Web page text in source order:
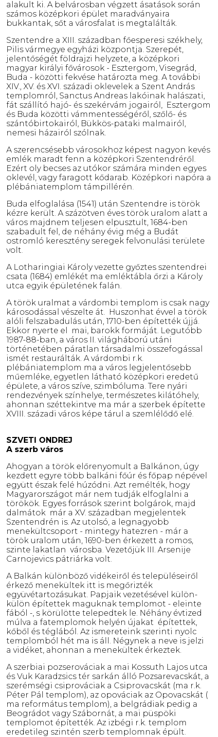
alakult ki. A belvárosban végzett ásatások során
számos középkori épület maradványaira
bukkantak, sőt a városfalat is megtalálták.
A Lotharingiai Károly vezette győztes szentendrei
csata (1684) emlékét ma emléktábla őrzi a Károly
utca egyik épületének falán.
A török uralmat a várdombi templom is csak nagy
károsodással vészelte át. Huszonhat évvel a török
alóli felszabadulás után, 1710-ben építették újjá.
Ekkor nyerte el mai, barokk formáját. Legutóbb
1987-88-ban, a város II. világháború utáni
történetében páratlan társadalmi összefogással
ismét restaurálták. A várdombi r.k.
plébániatemplom ma a város legjelentősebb
műemléke, egyetlen látható középkori eredetű
épülete, a város szíve, szimbóluma. Tere nyári
rendezvények színhelye, természetes kilátóhely,
ahonnan széttekintve ma már a szerbek építette
XVIII. századi város képe tárul a szemlélődő elé.
A szerencsésebb városokhoz képest nagyon kevés
emlék maradt fenn a középkori Szentendréről.
Ezért oly becses az utókor számára minden egyes
oklevél, vagy faragott kődarab. Középkori napóra a
plébániatemplom támpillérén.
SZVETI ONDREJ
A szerb város
Szentendre a XIII. században főesperesi székhely,
Pilis vármegye egyházi központja. Szerepét,
jelentőségét földrajzi helyzete, a középkori
magyar királyi fővárosok - Esztergom, Visegrád,
Buda - közötti fekvése határozta meg. A további
XIV., XV. és XVI. századi oklevelek a Szent András
templomról, Sanctus Andreas lakóinak halászati,
fát szállító hajó- és szekérvám jogairól, Esztergom
és Buda közötti vámmentességéről, szőlő- és
szántóbirtokairól, Bükkös-pataki malmairól,
nemesi házairól szólnak.
Buda elfoglalása (1541) után Szentendre is török
kézre került. A százötven éves török uralom alatt a
város majdnem teljesen elpusztult, 1684-ben
szabadult fel, de néhány évig még a Budát
ostromló keresztény seregek felvonulási területe
volt.
A Balkán különböző vidékeiről és településeiről
érkező menekültek itt is megőrizték
együvétartozásukat. Papjaik vezetésével külön-
külön építettek maguknak templomot - eleinte
fából -, s körülötte telepedtek le. Néhány évtized
múlva a fatemplomok helyén újakat építettek,
kőből és téglából. Az ismereteink szerinti nyolc
templomból hét ma is áll. Négynek a neve is jelzi
a vidéket, ahonnan a menekültek érkeztek.
Ahogyan a török előrenyomult a Balkánon, úgy
kezdett egyre több balkáni főúr és főpap népével
együtt észak felé húzódni. Azt remélték, hogy
Magyarországot már nem tudják elfoglalni a
törökök. Egyes források szerint bolgárok, majd
dalmátok már a XV. században megjelentek
Szentendrén is. Az utolsó, a legnagyobb
menekültcsoport - mintegy hatezren - már a
török uralom után, 1690-ben érkezett a romos,
szinte lakatlan városba. Vezetőjük III. Arsenije
Carnojevics pátriárka volt.
A szerbiai pozserováciak a mai Kossuth Lajos utca
és Vuk Karadzsics tér sarkán álló Pozsarevacskát, a
szerémségi csiprováciak a Csiprovacskát (ma r.k.
Péter Pál templom), az opováciak az Opovacskát (
ma református templom), a belgrádiak pedig a
Beográdot vagy Szábornát, a mai püspöki
templomot építették. Az izbégi r.k. templom
eredetileg szintén szerb templomnak épült.